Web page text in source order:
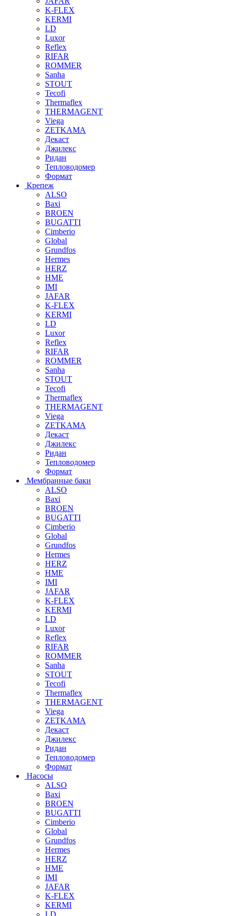
K-FLEX
KERMI
LD
Luxor
Reflex
RIFAR
ROMMER
Sanha
STOUT
Tecofi
Thermaflex
THERMAGENT
Viega
ZETKAMA
Декаст
Джилекс
Ридан
Тепловодомер
Формат
Крепеж
ALSO
Baxi
BROEN
BUGATTI
Cimberio
Global
Grundfos
Hermes
HERZ
HME
IMI
JAFAR
K-FLEX
KERMI
LD
Luxor
Reflex
RIFAR
ROMMER
Sanha
STOUT
Tecofi
Thermaflex
THERMAGENT
Viega
ZETKAMA
Декаст
Джилекс
Ридан
Тепловодомер
Формат
Мембранные баки
ALSO
Baxi
BROEN
BUGATTI
Cimberio
Global
Grundfos
Hermes
HERZ
HME
IMI
JAFAR
K-FLEX
KERMI
LD
Luxor
Reflex
RIFAR
ROMMER
Sanha
STOUT
Tecofi
Thermaflex
THERMAGENT
Viega
ZETKAMA
Декаст
Джилекс
Ридан
Тепловодомер
Формат
Насосы
ALSO
Baxi
BROEN
BUGATTI
Cimberio
Global
Grundfos
Hermes
HERZ
HME
IMI
JAFAR
K-FLEX
KERMI
LD